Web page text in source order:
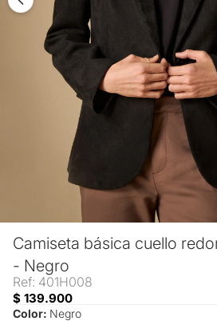
Camiseta básica cuello
- Negro
Ref: 401H008
$ 139.900
Color: Negro